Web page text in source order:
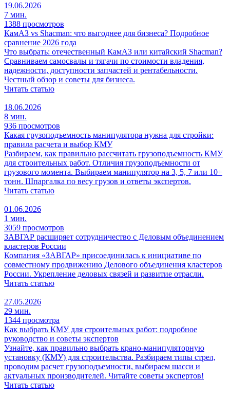
19.06.2026
7 мин.
1388 просмотров
КамАЗ vs Shacman: что выгоднее для бизнеса? Подробное
сравнение 2026 года
Что выбрать: отечественный КамАЗ или китайский Shacman?
Сравниваем самосвалы и тягачи по стоимости владения,
надежности, доступности запчастей и рентабельности.
Честный обзор и советы для бизнеса.
Читать статью
18.06.2026
8 мин.
936 просмотров
Какая грузоподъемность манипулятора нужна для стройки:
правила расчета и выбор КМУ
Разбираем, как правильно рассчитать грузоподъемность КМУ
для строительных работ. Отличия грузоподъемности от
грузового момента. Выбираем манипулятор на 3, 5, 7 или 10+
тонн. Шпаргалка по весу грузов и ответы экспертов.
Читать статью
01.06.2026
1 мин.
3059 просмотров
ЗАВГАР расширяет сотрудничество с Деловым объединением
кластеров России
Компания «ЗАВГАР» присоединилась к инициативе по
совместному продвижению Делового объединения кластеров
России. Укрепление деловых связей и развитие отрасли.
Читать статью
27.05.2026
29 мин.
1344 просмотра
Как выбрать КМУ для строительных работ: подробное
руководство и советы экспертов
Узнайте, как правильно выбрать крано-манипуляторную
установку (КМУ) для строительства. Разбираем типы стрел,
проводим расчет грузоподъемности, выбираем шасси и
актуальных производителей. Читайте советы экспертов!
Читать статью